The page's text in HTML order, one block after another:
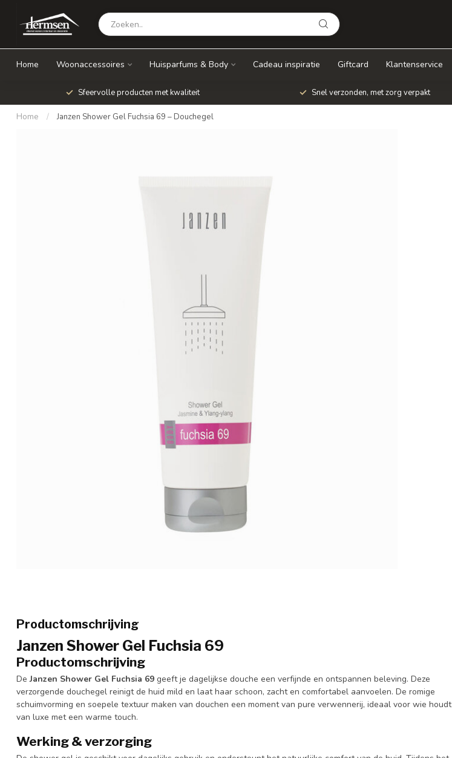
Home Woonaccessoires Huisparfums & Body Cadeau inspiratie Giftcard Klantenservice
Sfeervolle producten met kwaliteit Snel verzonden, met zorg verpakt
Home / Janzen Shower Gel Fuchsia 69 – Douchegel
Productomschrijving
Janzen Shower Gel Fuchsia 69
Productomschrijving
DeJanzen Shower Gel Fuchsia 69 geeft je dagelijkse douche een verfijnde en ontspannen beleving. Deze
verzorgende douchegel reinigt de huid mild en laat haar schoon, zacht en comfortabel aanvoelen. De romige
schuimvorming en soepele textuur maken van douchen een moment van pure verwennerij, ideaal voor wie houdt
van luxe met een warme touch.
Werking & verzorging